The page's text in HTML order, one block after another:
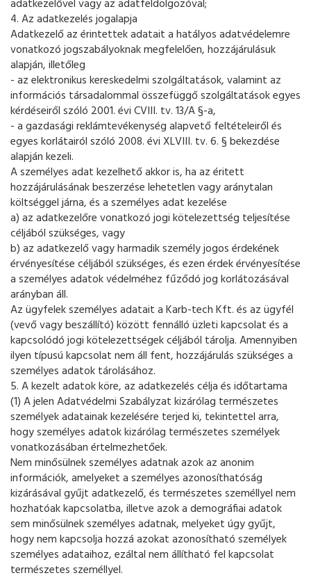
adatkezelővel vagy az adatfeldolgozóval;
4. Az adatkezelés jogalapja
Adatkezelő az érintettek adatait a hatályos adatvédelemre
vonatkozó jogszabályoknak megfelelően, hozzájárulásuk
alapján, illetőleg
- az elektronikus kereskedelmi szolgáltatások, valamint az
információs társadalommal összefüggő szolgáltatások egyes
kérdéseiről szóló 2001. évi CVIII. tv. 13/A §-a,
- a gazdasági reklámtevékenység alapvető feltételeiről és
egyes korlátairól szóló 2008. évi XLVIII. tv. 6. § bekezdése
alapján kezeli.
A személyes adat kezelhető akkor is, ha az éritett
hozzájárulásának beszerzése lehetetlen vagy aránytalan
költséggel járna, és a személyes adat kezelése
a) az adatkezelőre vonatkozó jogi kötelezettség teljesítése
céljából szükséges, vagy
b) az adatkezelő vagy harmadik személy jogos érdekének
érvényesítése céljából szükséges, és ezen érdek érvényesítése
a személyes adatok védelméhez fűződó jog korlátozásával
arányban áll.
Az ügyfelek személyes adatait a Karb-tech Kft. és az ügyfél
(vevő vagy beszállító) között fennálló üzleti kapcsolat és a
kapcsolódó jogi kötelezettségek céljából tárolja. Amennyiben
ilyen típusú kapcsolat nem áll fent, hozzájárulás szükséges a
személyes adatok tárolásához.
5. A kezelt adatok köre, az adatkezelés célja és időtartama
(1) A jelen Adatvédelmi Szabályzat kizárólag természetes
személyek adatainak kezelésére terjed ki, tekintettel arra,
hogy személyes adatok kizárólag természetes személyek
vonatkozásában értelmezhetőek.
Nem minősülnek személyes adatnak azok az anonim
információk, amelyeket a személyes azonosíthatóság
kizárásával gyűjt adatkezelő, és természetes személlyel nem
hozhatóak kapcsolatba, illetve azok a demográfiai adatok
sem minősülnek személyes adatnak, melyeket úgy gyűjt,
hogy nem kapcsolja hozzá azokat azonosítható személyek
személyes adataihoz, ezáltal nem állítható fel kapcsolat
természetes személlyel.